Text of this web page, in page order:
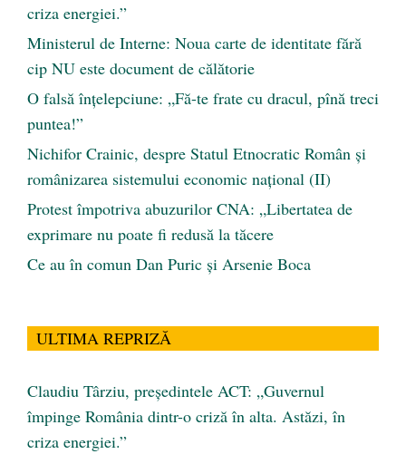
criza energiei.”
Ministerul de Interne: Noua carte de identitate fără
cip NU este document de călătorie
O falsă înțelepciune: „Fă-te frate cu dracul, pînă treci
puntea!”
Nichifor Crainic, despre Statul Etnocratic Român şi
românizarea sistemului economic naţional (II)
Protest împotriva abuzurilor CNA: „Libertatea de
exprimare nu poate fi redusă la tăcere
Ce au în comun Dan Puric şi Arsenie Boca
ULTIMA REPRIZĂ
Claudiu Târziu, președintele ACT: „Guvernul
împinge România dintr-o criză în alta. Astăzi, în
criza energiei.”